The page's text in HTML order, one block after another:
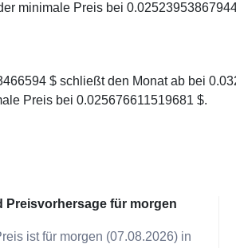
minimale Preis bei
$ schließt den Monat ab bei
Preis bei 0.025676611519681 $.
Preisvorhersage für morgen
ist für morgen (07.08.2026) in